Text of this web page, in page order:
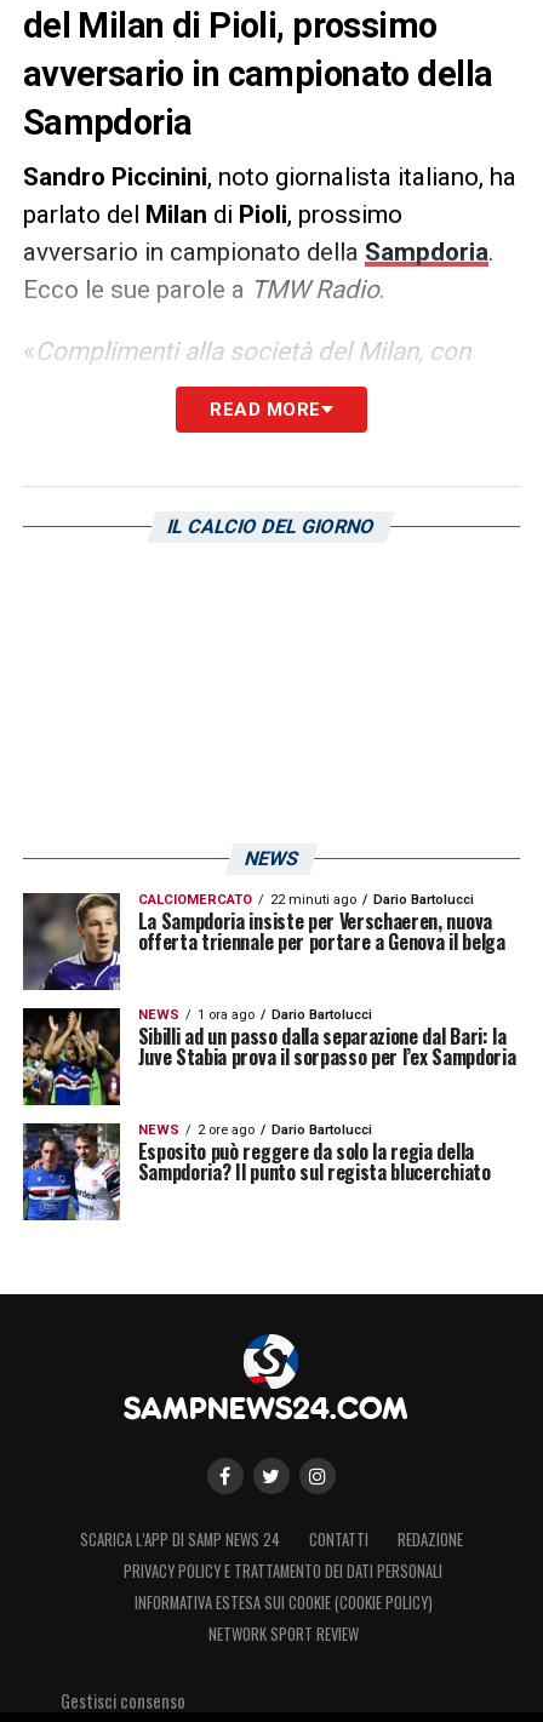
del Milan di Pioli, prossimo
avversario in campionato della
Sampdoria
Sandro Piccinini, noto giornalista italiano, ha
parlato del Milan di Pioli, prossimo
avversario in campionato della Sampdoria.
Ecco le sue parole a TMW Radio.
«Complimenti alla società del Milan, con
Maldini ha cominciato ad azzeccare molte
scelte a poco prezzo ,facendo di necessità
valore la squadra. Se arriva secondo ha fatto
READ MORE
IL CALCIO DEL GIORNO
NEWS
CALCIOMERCATO 22 minuti ago Dario Bartolucci
La Sampdoria insiste per Verschaeren, nuova
offerta triennale per portare a Genova il belga
NEWS 1 ora ago Dario Bartolucci
Sibilli ad un passo dalla separazione dal Bari: la
Juve Stabia prova il sorpasso per l’ex Sampdoria
NEWS 2 ore ago Dario Bartolucci
Esposito può reggere da solo la regia della
Sampdoria? Il punto sul regista blucerchiato
SCARICA L’APP DI SAMP NEWS 24 CONTATTI
REDAZIONE
PRIVACY POLICY E TRATTAMENTO DEI DATI PERSONALI
INFORMATIVA ESTESA SUI COOKIE (COOKIE POLICY)
NETWORK SPORT REVIEW
Gestisci consenso